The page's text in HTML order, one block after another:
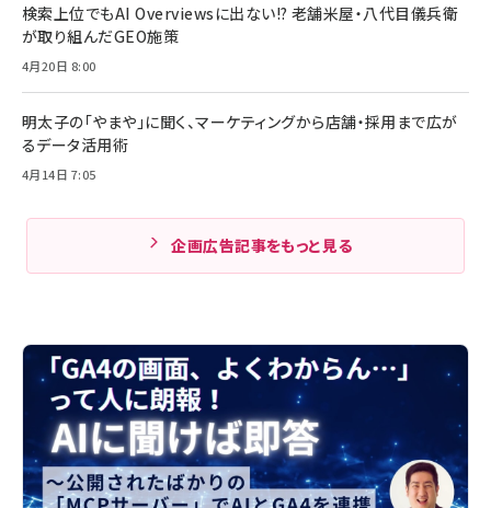
検索上位でもAI Overviewsに出ない!? 老舗米屋・八代目儀兵衛
が取り組んだGEO施策
4月20日 8:00
明太子の「やまや」に聞く、マーケティングから店舗・採用まで広が
るデータ活用術
4月14日 7:05
企画広告記事をもっと見る